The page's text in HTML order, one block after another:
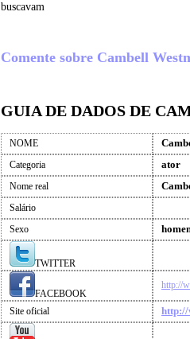
buscavam
Comente sobre Cambell
GUIA DE DADOS DE
NOME
Categoria ator
Nome real
Salário
Sexo
TWITTER
FACEBOOK
http://
Site oficial http://